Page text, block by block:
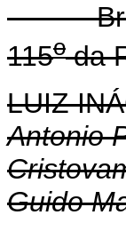
115oda
LUIZ
Antonio
Guido